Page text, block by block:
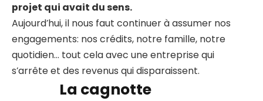
projet qui avait du sens.
Aujourd’hui, il nous faut continuer à assumer nos
engagements: nos crédits, notre famille, notre
quotidien… tout cela avec une entreprise qui
s’arrête et des revenus qui disparaissent.
La cagnotte